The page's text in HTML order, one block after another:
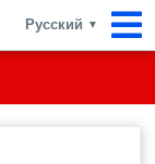
Русский ▼